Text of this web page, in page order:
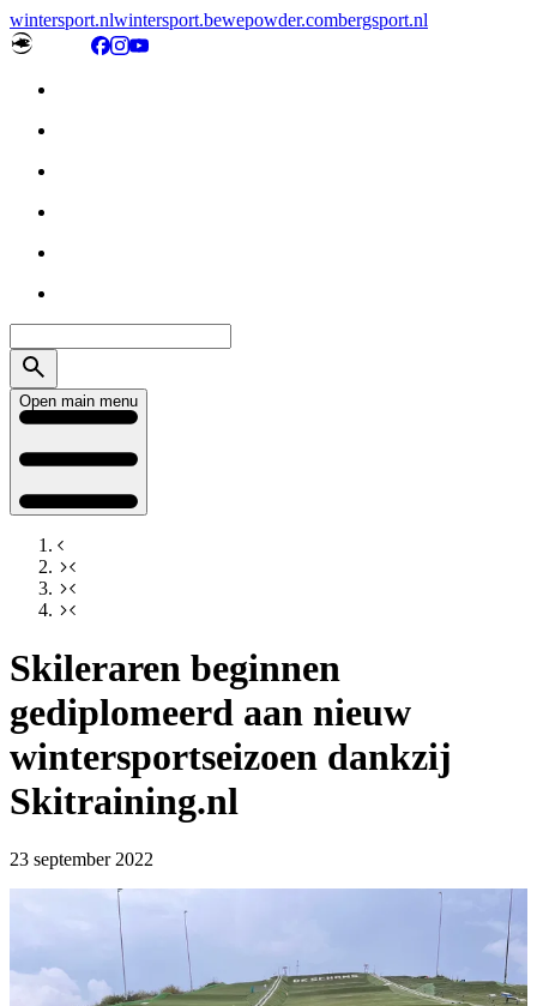
wintersport.nlwintersport.bewepowder.combergsport.nl
Open main menu
Skileraren beginnen
gediplomeerd aan nieuw
wintersportseizoen dankzij
Skitraining.nl
23 september 2022